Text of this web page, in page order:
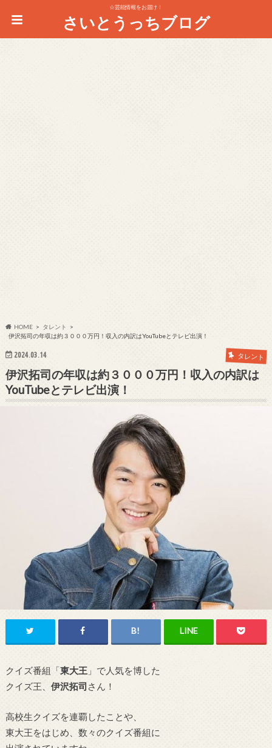
☆芸能情報をお届け！
さいとうっちブログ
HOME
タレント
伊沢拓司の年収は約３０００万円！収入の内訳はYouTubeとテレビ出演！
2024.03.14 タレント
伊沢拓司の年収は約３０００万円！収入の内訳は
YouTubeとテレビ出演！
クイズ番組「東大王」で人気を博した
クイズ王、 伊沢拓司 さん！
高校生クイズを連覇したことや、
東大王をはじめ、数々のクイズ番組に